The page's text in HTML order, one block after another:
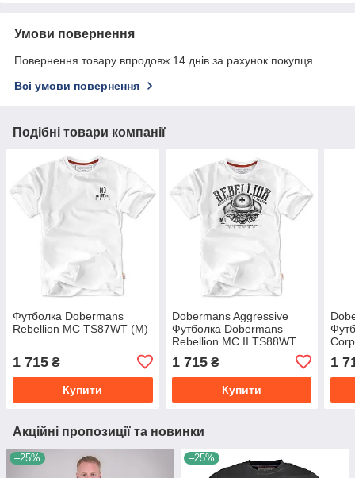
Умови повернення
Повернення товару впродовж 14 днів за рахунок покупця
Всі умови повернення
Подібні товари компанії
Футболка Dobermans
Rebellion MC TS87WT (M)
1 715 ₴
Купити
Dobermans Aggressive
Футболка Dobermans
Rebellion MC II TS88WT
1 715₴
Купити
1
Акційні пропозиції та новинки
–25% –25%